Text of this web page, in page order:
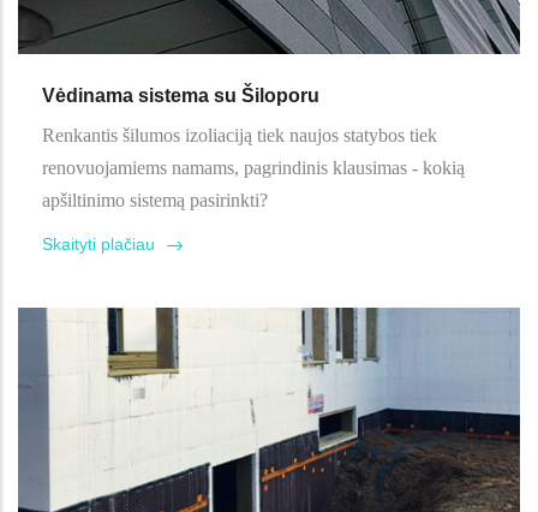
Vėdinama sistema su Šiloporu
Renkantis šilumos izoliaciją tiek naujos statybos tiek
renovuojamiems namams, pagrindinis klausimas - kokią
apšiltinimo sistemą pasirinkti?
Skaityti plačiau